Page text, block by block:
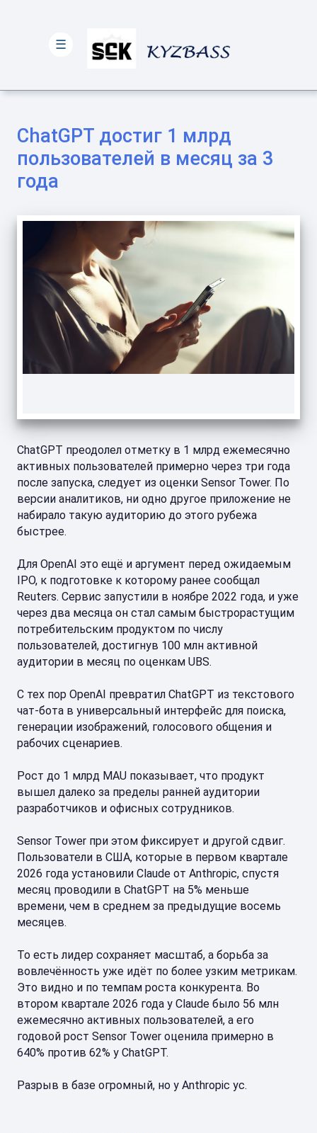
ChatGPT достиг 1 млрд
пользователей в месяц за 3
года
ChatGPT преодолел отметку в 1 млрд ежемесячно
активных пользователей примерно через три года
после запуска, следует из оценки Sensor Tower. По
версии аналитиков, ни одно другое приложение не
набирало такую аудиторию до этого рубежа
быстрее.
Для OpenAI это ещё и аргумент перед ожидаемым
IPO, к подготовке к которому ранее сообщал
Reuters. Сервис запустили в ноябре 2022 года, и уже
через два месяца он стал самым быстрорастущим
потребительским продуктом по числу
пользователей, достигнув 100 млн активной
аудитории в месяц по оценкам UBS.
С тех пор OpenAI превратил ChatGPT из текстового
чат-бота в универсальный интерфейс для поиска,
генерации изображений, голосового общения и
рабочих сценариев.
Рост до 1 млрд MAU показывает, что продукт
вышел далеко за пределы ранней аудитории
разработчиков и офисных сотрудников.
Sensor Tower при этом фиксирует и другой сдвиг.
Пользователи в США, которые в первом квартале
2026 года установили Claude от Anthropic, спустя
месяц проводили в ChatGPT на 5% меньше
времени, чем в среднем за предыдущие восемь
месяцев.
То есть лидер сохраняет масштаб, а борьба за
вовлечённость уже идёт по более узким метрикам.
Это видно и по темпам роста конкурента. Во
втором квартале 2026 года у Claude было 56 млн
ежемесячно активных пользователей, а его
годовой рост Sensor Tower оценила примерно в
640% против 62% у ChatGPT.
Разрыв в базе огромный, но у Anthropic ус.
☰